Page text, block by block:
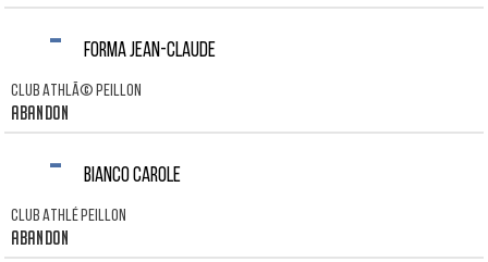
- FORMA JEAN-CLAUDE
Club AthlÃ© Peillon
Abandon
- BIANCO CAROLE
Club Athlé Peillon
Abandon